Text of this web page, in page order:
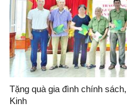
Tặng quà gia đình chính
Kinh